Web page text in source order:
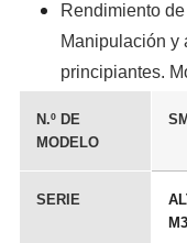
Rendimiento
Manipulación y
principiantes.
N.º DE
MODELO
SERIE